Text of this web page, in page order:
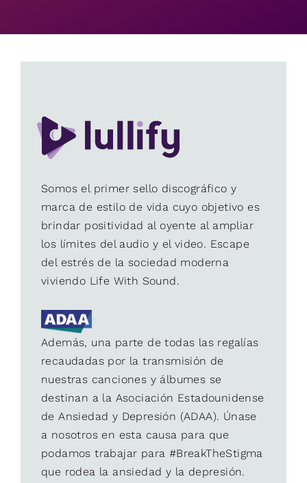
Somos el primer sello discográfico y
marca de estilo de vida cuyo objetivo es
brindar positividad al oyente al ampliar
los límites del audio y el video. Escape
del estrés de la sociedad moderna
viviendo Life With Sound.
Además, una parte de todas las regalías
recaudadas por la transmisión de
nuestras canciones y álbumes se
destinan a la Asociación Estadounidense
de Ansiedad y Depresión (ADAA). Únase
a nosotros en esta causa para que
podamos trabajar para #BreakTheStigma
que rodea la ansiedad y la depresión.